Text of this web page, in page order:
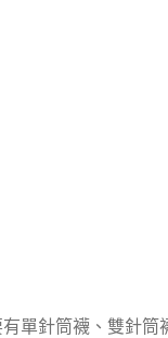
單針筒襪、雙針